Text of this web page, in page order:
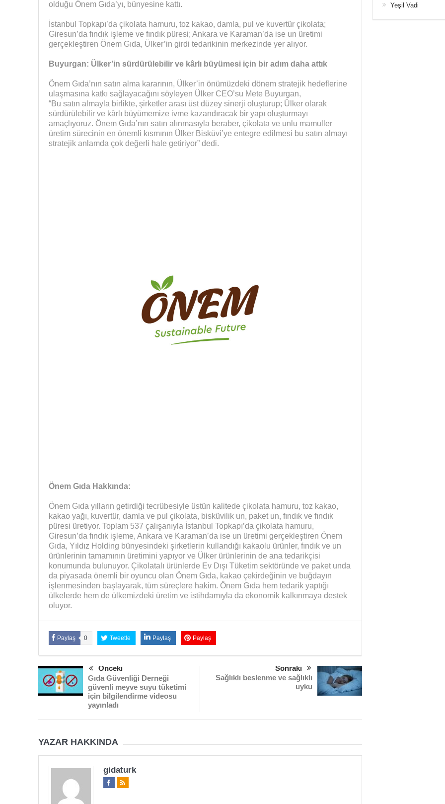
olduğu Önem Gıda’yı, bünyesine kattı.
İstanbul Topkapı’da çikolata hamuru, toz kakao, damla, pul ve kuvertür çikolata;
Giresun’da fındık işleme ve fındık püresi; Ankara ve Karaman’da ise un üretimi
gerçekleştiren Önem Gıda, Ülker’in girdi tedarikinin merkezinde yer alıyor.
Buyurgan: Ülker’in sürdürülebilir ve kârlı büyümesi için bir adım daha attık
Önem Gıda’nın satın alma kararının, Ülker’in önümüzdeki dönem stratejik hedeflerine
ulaşmasına katkı sağlayacağını söyleyen Ülker CEO’su Mete Buyurgan,
“Bu satın almayla birlikte, şirketler arası üst düzey sinerji oluşturup; Ülker olarak
sürdürülebilir ve kârlı büyümemize ivme kazandıracak bir yapı oluşturmayı
amaçlıyoruz. Önem Gıda’nın satın alınmasıyla beraber, çikolata ve unlu mamuller
üretim sürecinin en önemli kısmının Ülker Bisküvi’ye entegre edilmesi bu satın almayı
stratejik anlamda çok değerli hale getiriyor” dedi.
Önem Gıda Hakkında:
Önem Gıda yılların getirdiği tecrübesiyle üstün kalitede çikolata hamuru, toz kakao,
kakao yağı, kuvertür, damla ve pul çikolata, bisküvilik un, paket un, fındık ve fındık
püresi üretiyor. Toplam 537 çalışanıyla İstanbul Topkapı’da çikolata hamuru,
Giresun’da fındık işleme, Ankara ve Karaman’da ise un üretimi gerçekleştiren Önem
Gıda, Yıldız Holding bünyesindeki şirketlerin kullandığı kakaolu ürünler, fındık ve un
ürünlerinin tamamının üretimini yapıyor ve Ülker ürünlerinin de ana tedarikçisi
konumunda bulunuyor. Çikolatalı ürünlerde Ev Dışı Tüketim sektöründe ve paket unda
da piyasada önemli bir oyuncu olan Önem Gıda, kakao çekirdeğinin ve buğdayın
işlenmesinden başlayarak, tüm süreçlere hakim. Önem Gıda hem tedarik yaptığı
ülkelerde hem de ülkemizdeki üretim ve istihdamıyla da ekonomik kalkınmaya destek
oluyor.
Paylaş 0 Tweetle Paylaş Paylaş
Önceki
Gıda Güvenliği Derneği
güvenli meyve suyu tüketimi
için bilgilendirme videosu
yayınladı
Sonraki
Sağlıklı beslenme ve sağlıklı
uyku
YAZAR HAKKINDA
gidaturk
Yeşil Vadi